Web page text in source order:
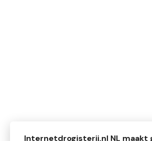
Internetdrogisterij.nl NL maakt